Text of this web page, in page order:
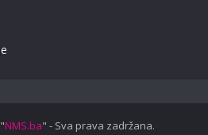
NMS.ba" - Sva prava zadržana.